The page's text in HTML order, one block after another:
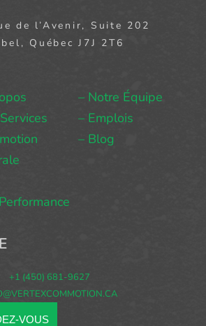
– Notre Équipe
– Emplois
– Blog
de l’Avenir, Suite 202
Québec J7J 2T6
+1 (450) 681-9627
VOUS